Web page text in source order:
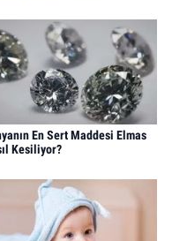
En Sert Maddesi Elmas
Kesiliyor?